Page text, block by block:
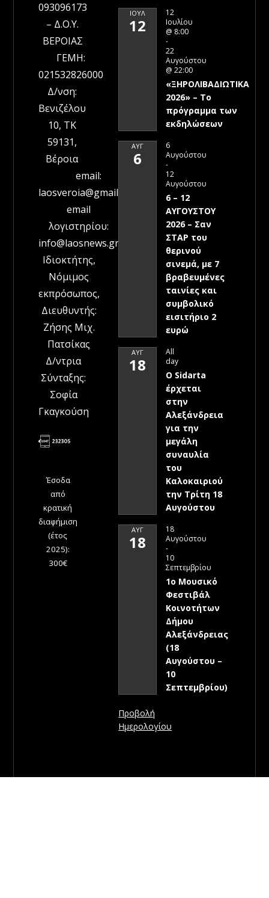
093096173
– Δ.Ο.Υ.
ΒΕΡΟΙΑΣ
ΓΕΜΗ:
021532826000
Δ/νση:
Βενιζέλου
10, ΤΚ
59131,
Βέροια
email:
laosveroia@gmail.com
email
λογιστηρίου:
info@laosnews.gr
Ιδιοκτήτης,
Νόμιμος
εκπρόσωπος,
Διευθυντής:
Ζήσης Μιχ.
Πατσίκας
Δ/ντρια
Σύνταξης:
Σοφία
Γκαγκούση
Έσοδα
από
κρατική
διαφήμιση
(έτος
2025):
300€
ΙΟΎΛ
12
12
Ιουλίου
@ 8:00
-
22
Αυγούστου
@ 22:00
«ΞΗΡΟΛΙΒΑΔΙΩΤΙΚΑ
2026» – To
πρόγραμμα των
εκδηλώσεων
ΑΥΓ
6
6
Αυγούστου
-
12
Αυγούστου
6 – 12
ΑΥΓΟΥΣΤΟΥ
2026 – Σαν
ΣΤΑΡ του
θερινού
σινεμά, με 7
βραβευμένες
ταινίες και
συμβολικό
εισιτήριο 2
ευρώ
ΑΥΓ
18
All
day
Ο Sidarta
έρχεται
στην
Αλεξάνδρεια
για την
μεγάλη
συναυλία
του
Καλοκαιριού
την Τρίτη 18
Αυγούστου
ΑΥΓ
18
18
Αυγούστου
-
10
Σεπτεμβρίου
1ο Μουσικό
Φεστιβάλ
Κοινοτήτων
Δήμου
Αλεξάνδρειας
(18
Αυγούστου –
10
Σεπτεμβρίου)